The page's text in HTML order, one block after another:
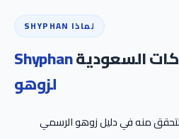
لماذا SHYPHAN
السعوديةShyphan
لزوهو
منه في دليل زوهو الرسمي